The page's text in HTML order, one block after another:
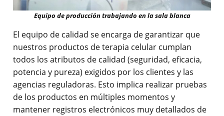
Equipo de producción trabajando en la sala blanca
El equipo de calidad se encarga de garantizar que
nuestros productos de terapia celular cumplan
todos los atributos de calidad (seguridad, eficacia,
potencia y pureza) exigidos por los clientes y las
agencias reguladoras. Esto implica realizar pruebas
de los productos en múltiples momentos y
mantener registros electrónicos muy detallados de